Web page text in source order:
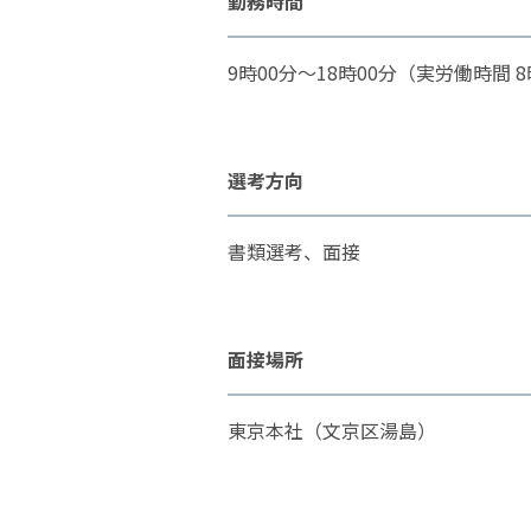
9時00分～18時00分（実労働時間
選考方向
書類選考、面接
面接場所
東京本社（文京区湯島）